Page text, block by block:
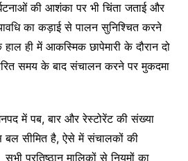
की आशंका पर भी चिंता जताई और
का कड़ाई से पालन सुनिश्चित करने
ही में आकस्मिक छापेमारी के दौरान दो
समय के बाद संचालन करने पर मुकदमा
में पब, बार और रेस्टोरेंट की संख्या
सीमित है, ऐसे में संचालकों की
प्रतिष्ठान मालिकों से नियमों का